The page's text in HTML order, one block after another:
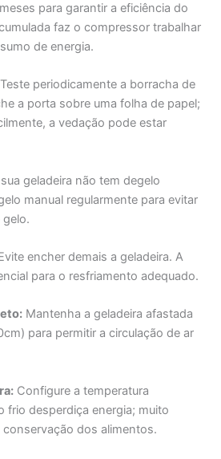
para garantir a eficiência do
faz o compressor trabalhar
de energia.
Teste periodicamente a borracha de
a porta sobre uma folha de papel;
a vedação pode estar
sua geladeira não tem degelo
manual regularmente para evitar
encher demais a geladeira. A
para o resfriamento adequado.
Mantenha a geladeira afastada
para permitir a circulação de ar
Configure a temperatura
frio desperdiça energia; muito
dos alimentos.